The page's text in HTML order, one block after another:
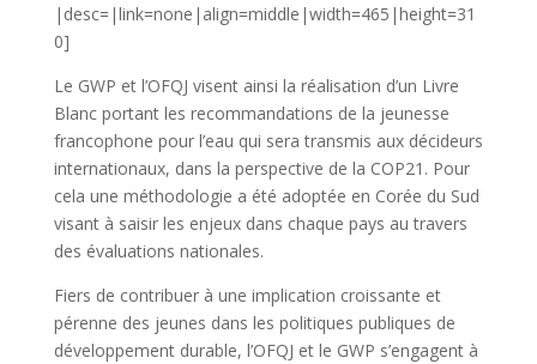
|desc=|link=none|align=middle|width=465|height=31
0]
Le GWP et l’OFQJ visent ainsi la réalisation d’un Livre
Blanc portant les recommandations de la jeunesse
francophone pour l’eau qui sera transmis aux décideurs
internationaux, dans la perspective de la COP21. Pour
cela une méthodologie a été adoptée en Corée du Sud
visant à saisir les enjeux dans chaque pays au travers
des évaluations nationales.
Fiers de contribuer à une implication croissante et
pérenne des jeunes dans les politiques publiques de
développement durable, l’OFQJ et le GWP s’engagent à